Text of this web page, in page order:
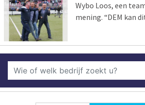
Wybo Loos, een
mening. “DEM kan